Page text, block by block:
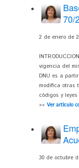
70/
2 de enero de
vigencia del
DNU es a
modifica otras
códigos y
»» Ver artículo
30 de octubre